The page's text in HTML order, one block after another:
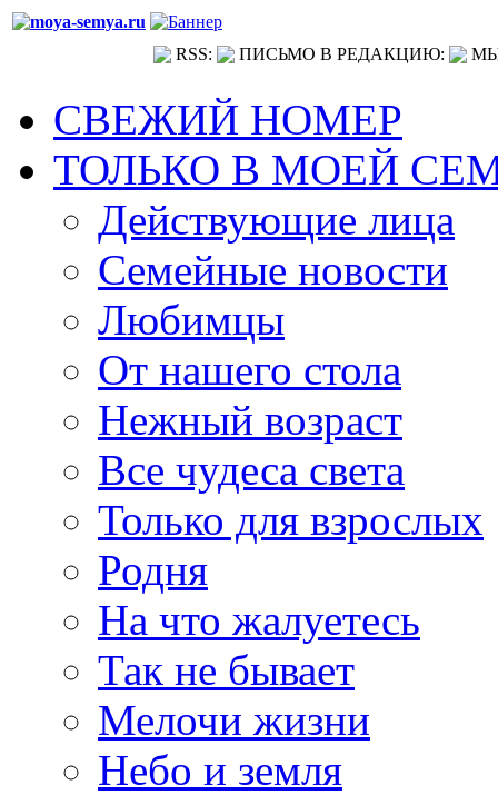
RSS: ПИСЬМО В РЕДАКЦИЮ:
СВЕЖИЙ НОМЕР
ТОЛЬКО В МОЕЙ
Действующие лица
Семейные новости
Любимцы
От нашего стола
Нежный возраст
Все чудеса света
Только для взрослых
Родня
На что жалуетесь
Так не бывает
Мелочи жизни
Небо и земля